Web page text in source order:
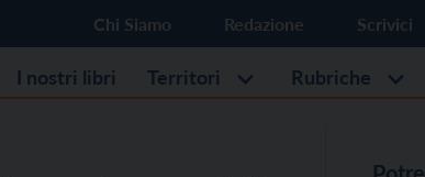
Chi Siamo Redazione Scrivici
I nostri libri Territori Rubriche